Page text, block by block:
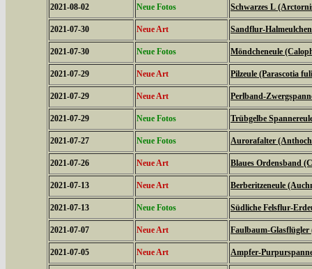
2021-08-02 Neue Fotos Schwarzes L
2021-07-30 Neue Art Sandflur-
2021-07-30 Neue Fotos Möndcheneule
2021-07-29 Neue Art Pilzeule (Parascotia
2021-07-29 Neue Art Perlband-
2021-07-29 Neue Fotos Trübgelbe
2021-07-27 Neue Fotos Aurorafalter
2021-07-26 Neue Art Blaues Ordensband
2021-07-13 Neue Art Berberitzeneule
2021-07-13 Neue Fotos Südliche Felsflur-
2021-07-07 Neue Art Faulbaum-
2021-07-05 Neue Art Ampfer-